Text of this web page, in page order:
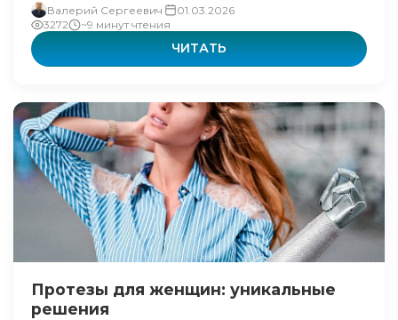
Валерий Сергеевич
01.03.2026
3272
~9 минут чтения
ЧИТАТЬ
Протезы для женщин: уникальные
решения